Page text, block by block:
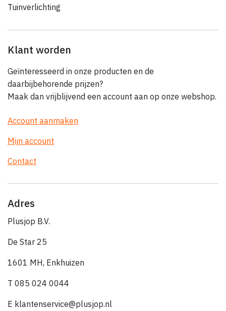
Tuinverlichting
Klant worden
Geïnteresseerd in onze producten en de
daarbijbehorende prijzen?
Maak dan vrijblijvend een account aan op onze webshop.
Account aanmaken
Mijn account
Contact
Adres
Plusjop B.V.
De Star 25
1601 MH, Enkhuizen
T 085 024 0044
E klantenservice@plusjop.nl